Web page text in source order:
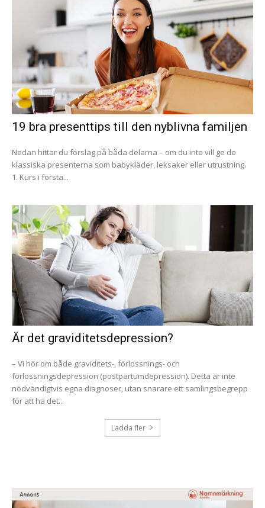
19 bra presenttips till den nyblivna familjen
Nedan hittar du förslag på båda delarna – om du inte vill ge de
klassiska presenterna som babykläder, leksaker eller utrustning.
1. Kurs i första...
Är det graviditetsdepression?
– Vi hör om både graviditets-, förlossnings- och
förlossningsdepression (postpartumdepression). Detta är inte
nödvändigtvis egna diagnoser, utan snarare ett samlingsbegrepp
för att ha det...
Ladda fler